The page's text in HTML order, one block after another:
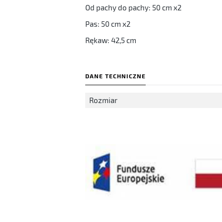
Od pachy do pachy: 50 cm x2
Pas: 50 cm x2
Rękaw: 42,5 cm
DANE TECHNICZNE
Rozmiar